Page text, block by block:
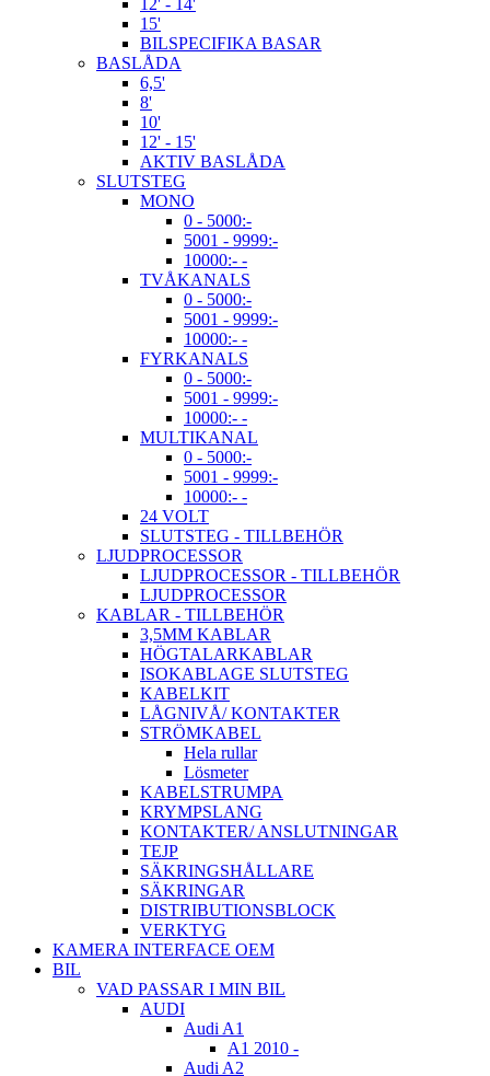
15'
BILSPECIFIKA BASAR
BASLÅDA
6,5'
8'
10'
12' - 15'
AKTIV BASLÅDA
SLUTSTEG
MONO
0 - 5000:-
5001 - 9999:-
10000:- -
TVÅKANALS
0 - 5000:-
5001 - 9999:-
10000:- -
FYRKANALS
0 - 5000:-
5001 - 9999:-
10000:- -
MULTIKANAL
0 - 5000:-
5001 - 9999:-
10000:- -
24 VOLT
SLUTSTEG - TILLBEHÖR
LJUDPROCESSOR
LJUDPROCESSOR - TILLBEHÖR
LJUDPROCESSOR
KABLAR - TILLBEHÖR
3,5MM KABLAR
HÖGTALARKABLAR
ISOKABLAGE SLUTSTEG
KABELKIT
LÅGNIVÅ/ KONTAKTER
STRÖMKABEL
Hela rullar
Lösmeter
KABELSTRUMPA
KRYMPSLANG
KONTAKTER/ ANSLUTNINGAR
TEJP
SÄKRINGSHÅLLARE
SÄKRINGAR
DISTRIBUTIONSBLOCK
VERKTYG
KAMERA INTERFACE OEM
BIL
VAD PASSAR I MIN BIL
AUDI
Audi A1
A1 2010 -
Audi A2